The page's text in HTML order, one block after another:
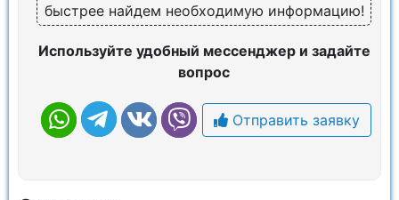
быстрее найдем необходимую информацию!
Используйте удобный мессенджер и задайте
вопрос
Отправить заявку